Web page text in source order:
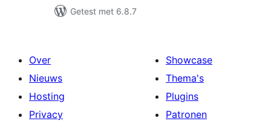
Getest met 6.8.7
Over
Nieuws
Hosting
Privacy
Showcase
Thema's
Plugins
Patronen